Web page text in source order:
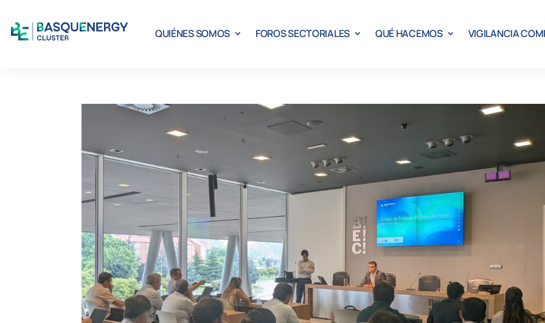
QUIÉNES SOMOS FOROS SECTORIALES QUÉ HACEMOS VIGILANCIA